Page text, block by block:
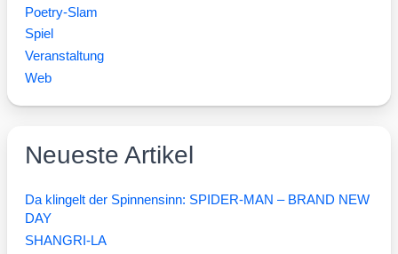
Poetry-Slam
Spiel
Veranstaltung
Web
Neueste Artikel
Da klingelt der Spinnensinn: SPIDER-MAN – BRAND NEW
DAY
SHANGRI-LA